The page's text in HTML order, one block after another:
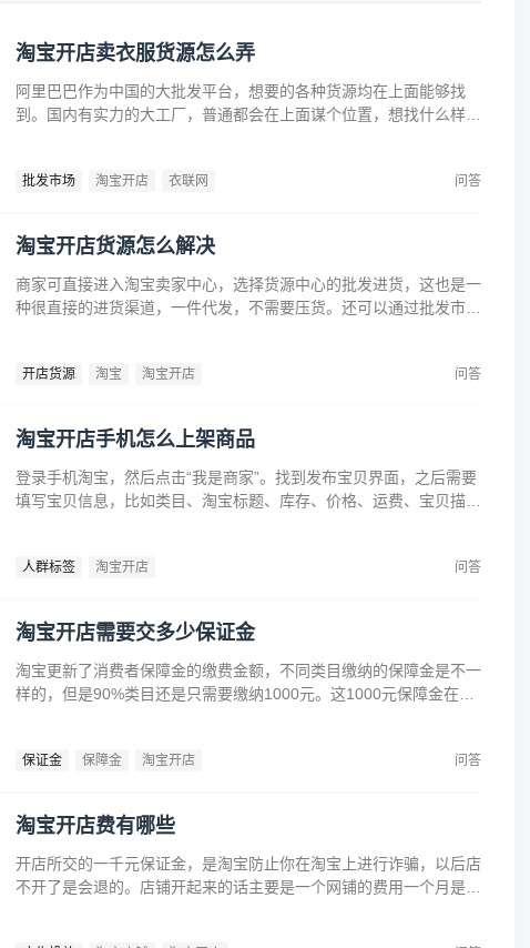
淘宝开店卖衣服货源怎么弄
阿里巴巴作为中国的大批发平台，想要的各种货源均在上面能够找
到。国内有实力的大工厂，普通都会在上面谋个位置，想找什么样的
批发市场 淘宝开店 衣联网 问答
淘宝开店货源怎么解决
商家可直接进入淘宝卖家中心，选择货源中心的批发进货，这也是一
种很直接的进货渠道，一件代发，不需要压货。还可以通过批发市场
力就能够花很低的价格购买产品。
开店货源 淘宝 淘宝开店 问答
淘宝开店手机怎么上架商品
登录手机淘宝，然后点击“我是商家”。找到发布宝贝界面，之后需要
填写宝贝信息，比如类目、淘宝标题、库存、价格、运费、宝贝描
人群标签 淘宝开店 问答
淘宝开店需要交多少保证金
淘宝更新了消费者保障金的缴费金额，不同类目缴纳的保障金是不一
样的，但是90%类目还是只需要缴纳1000元。这1000元保障金在商
保证金 保障金 淘宝开店 问答
淘宝开店费有哪些
开店所交的一千元保证金，是淘宝防止你在淘宝上进行诈骗，以后店
不开了是会退的。店铺开起来的话主要是一个网铺的费用一个月是